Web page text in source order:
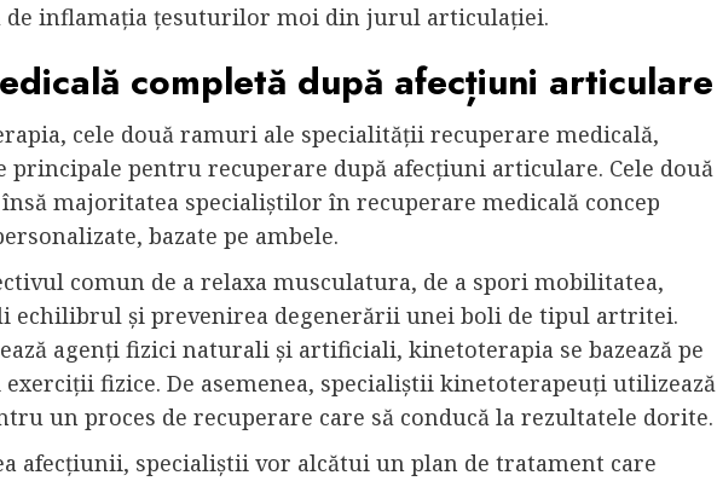
de inflamația țesuturilor moi din jurul articulației.
completă după afecțiuni articulare
cele două ramuri ale specialității recuperare medicală,
pentru recuperare după afecțiuni articulare. Cele două
majoritatea specialiștilor în recuperare medicală concep
bazate pe ambele.
comun de a relaxa musculatura, de a spori mobilitatea,
echilibrul și prevenirea degenerării unei boli de tipul artritei.
agenți fizici naturali și artificiali, kinetoterapia se bazează pe
fizice. De asemenea, specialiștii kinetoterapeuți utilizează
un proces de recuperare care să conducă la rezultatele dorite.
afecțiunii, specialiștii vor alcătui un plan de tratament care